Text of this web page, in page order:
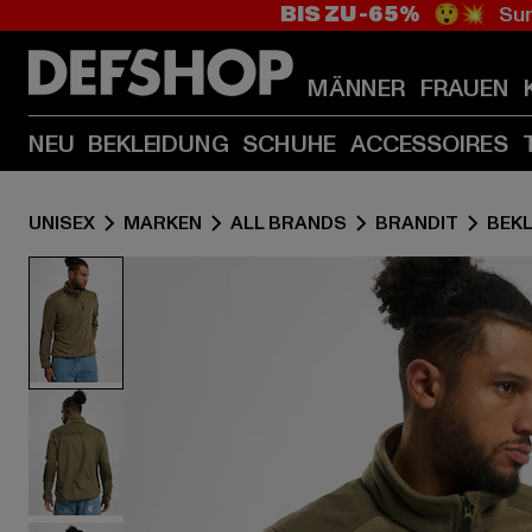
BIS ZU -65% 😲💥
MÄNNER FRAUEN
NEU BEKLEIDUNG SCHUHE ACCESSOIRES
UNISEX MARKEN ALL BRANDS BRANDIT